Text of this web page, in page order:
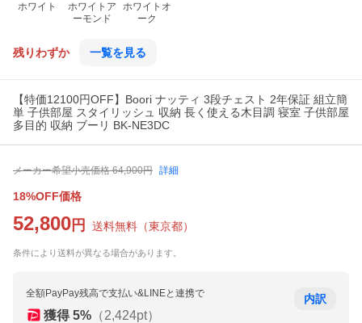
ホワイト
ホワイトア
ーモンド
ホワイトオ
ーク
残りわずか 一覧を見る
【特価12100円OFF】Boori ナッティ 3段チェスト 2年保証 組立簡
単 子供部屋 スタイリッシュ 収納 長く使える木目調 寝室 子供部屋
多目的 収納 ブーリ BK-NE3DC
メーカー希望小売価格 64,900円 詳細
18%OFF価格
52,800 円 送料無料 （東京都）
条件により送料が異なる場合があります。
全額PayPay残高で支払い&LINEと連携で
獲得 5% （2,424pt）
内訳